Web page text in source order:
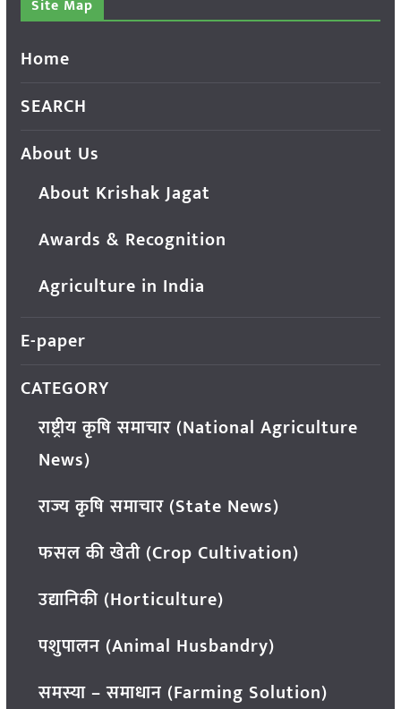
Site Map
Home
SEARCH
About Us
About Krishak Jagat
Awards & Recognition
Agriculture in India
E-paper
CATEGORY
राष्ट्रीय कृषि समाचार (National Agriculture
News)
राज्य कृषि समाचार (State News)
फसल की खेती (Crop Cultivation)
उद्यानिकी (Horticulture)
पशुपालन (Animal Husbandry)
समस्या – समाधान (Farming Solution)